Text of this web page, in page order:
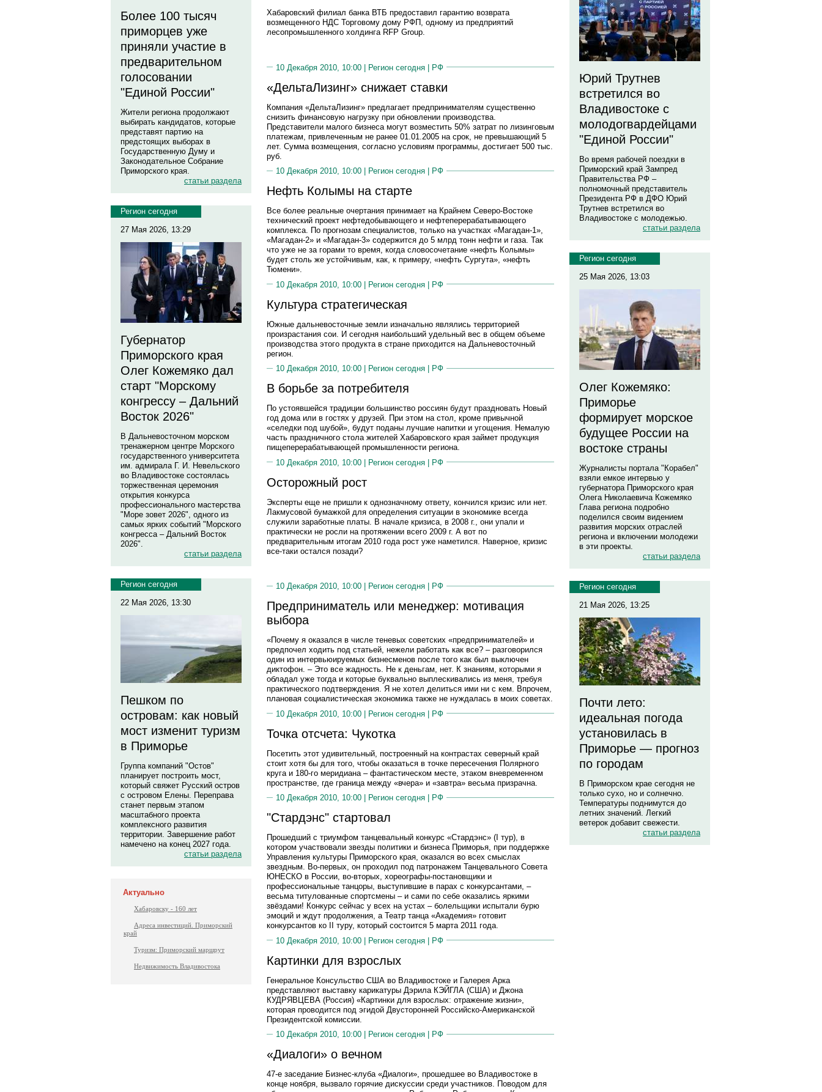
Более 100 тысяч
приморцев уже
приняли участие в
предварительном
голосовании
"Единой России"
Жители региона продолжают
выбирать кандидатов, которые
представят партию на
предстоящих выборах в
Государственную Думу и
Законодательное Собрание
Приморского края.
статьи раздела
Регион сегодня
27 Мая 2026, 13:29
Губернатор
Приморского края
Олег Кожемяко дал
старт "Морскому
конгрессу – Дальний
Восток 2026"
В Дальневосточном морском
тренажерном центре Морского
государственного университета
им. адмирала Г. И. Невельского
во Владивостоке состоялась
торжественная церемония
открытия конкурса
профессионального мастерства
"Море зовет 2026", одного из
самых ярких событий "Морского
конгресса – Дальний Восток
2026".
статьи раздела
Регион сегодня
22 Мая 2026, 13:30
Пешком по
островам: как новый
мост изменит туризм
в Приморье
Группа компаний "Остов"
планирует построить мост,
который свяжет Русский остров
с островом Елены. Переправа
станет первым этапом
масштабного проекта
комплексного развития
территории. Завершение работ
намечено на конец 2027 года.
статьи раздела
Актуально
Хабаровску - 160 лет
Адреса инвестиций. Приморский
край
Туризм: Приморский маршрут
Недвижимость Владивостока
Хабаровский филиал банка ВТБ предоставил гарантию возврата
возмещенного НДС Торговому дому РФП, одному из предприятий
лесопромышленного холдинга RFP Group.
10 Декабря 2010, 10:00 | Регион сегодня | РФ
«ДельтаЛизинг» снижает ставки
Компания «ДельтаЛизинг» предлагает предпринимателям существенно
снизить финансовую нагрузку при обновлении производства.
Представители малого бизнеса могут возместить 50% затрат по лизинговым
платежам, привлеченным не ранее 01.01.2005 на срок, не превышающий 5
лет. Сумма возмещения, согласно условиям программы, достигает 500 тыс.
руб.
10 Декабря 2010, 10:00 |
Регион сегодня РФ
Нефть Колымы на старте
Все более реальные очертания принимает на Крайнем Северо-Востоке
технический проект нефтедобывающего и нефтеперерабатывающего
комплекса. По прогнозам специалистов, только на участках «Магадан-1»,
«Магадан-2» и «Магадан-3» содержится до 5 млрд тонн нефти и газа. Так
что уже не за горами то время, когда словосочетание «нефть Колымы»
будет столь же устойчивым, как, к примеру, «нефть Сургута», «нефть
Тюмени».
10 Декабря 2010, 10:00 | Регион сегодня | РФ
Культура стратегическая
Южные дальневосточные земли изначально являлись территорией
произрастания сои. И сегодня наибольший удельный вес в общем объеме
производства этого продукта в стране приходится на Дальневосточный
регион.
10 Декабря 2010, 10:00 |
Регион сегодня РФ
В борьбе за потребителя
По устоявшейся традиции большинство россиян будут праздновать Новый
год дома или в гостях у друзей. При этом на стол, кроме привычной
«селедки под шубой», будут поданы лучшие напитки и угощения. Немалую
часть праздничного стола жителей Хабаровского края займет продукция
пищеперерабатывающей промышленности региона.
10 Декабря 2010, 10:00 | Регион сегодня | РФ
Осторожный рост
Эксперты еще не пришли к однозначному ответу, кончился кризис или нет.
Лакмусовой бумажкой для определения ситуации в экономике всегда
служили заработные платы. В начале кризиса, в 2008 г., они упали и
практически не росли на протяжении всего 2009 г. А вот по
предварительным итогам 2010 года рост уже наметился. Наверное, кризис
все-таки остался позади?
10 Декабря 2010, 10:00 | Регион сегодня РФ
Предприниматель или менеджер: мотивация
выбора
«Почему я оказался в числе теневых советских «предпринимателей» и
предпочел ходить под статьей, нежели работать как все? – разговорился
один из интервьюируемых бизнесменов после того как был выключен
диктофон. – Это все жадность. Не к деньгам, нет. К знаниям, которыми я
обладал уже тогда и которые буквально выплескивались из меня, требуя
практического подтверждения. Я не хотел делиться ими ни с кем. Впрочем,
плановая социалистическая экономика также не нуждалась в моих советах.
10 Декабря 2010, 10:00 | Регион сегодня | РФ
Точка отсчета: Чукотка
Посетить этот удивительный, построенный на контрастах северный край
стоит хотя бы для того, чтобы оказаться в точке пересечения Полярного
круга и 180-го меридиана – фантастическом месте, этаком вневременном
пространстве, где граница между «вчера» и «завтра» весьма призрачна.
10 Декабря 2010, 10:00 |
Регион сегодня РФ
"Стардэнс" стартовал
Прошедший с триумфом танцевальный конкурс «Стардэнс» (I тур), в
котором участвовали звезды политики и бизнеса Приморья, при поддержке
Управления культуры Приморского края, оказался во всех смыслах
звездным. Во-первых, он проходил под патронажем Танцевального Совета
ЮНЕСКО в России, во-вторых, хореографы-постановщики и
профессиональные танцоры, выступившие в парах с конкурсантами, –
весьма титулованные спортсмены – и сами по себе оказались яркими
звёздами! Конкурс сейчас у всех на устах – болельщики испытали бурю
эмоций и ждут продолжения, а Театр танца «Академия» готовит
конкурсантов ко II туру, который состоится 5 марта 2011 года.
10 Декабря 2010, 10:00 | Регион сегодня | РФ
Картинки для взрослых
Генеральное Консульство США во Владивостоке и Галерея Арка
представляют выставку карикатуры Дэрила КЭЙГЛА (США) и Джона
КУДРЯВЦЕВА (Россия) «Картинки для взрослых: отражение жизни»,
которая проводится под эгидой Двусторонней Российско-Американской
Президентской комиссии.
10 Декабря 2010, 10:00 |
Регион сегодня РФ
«Диалоги» о вечном
47-е заседание Бизнес-клуба «Диалоги», прошедшее во Владивостоке в
конце ноября, вызвало горячие дискуссии среди участников. Поводом для
Юрий Трутнев
встретился во
Владивостоке с
молодогвардейцами
"Единой России"
Во время рабочей поездки в
Приморский край Зампред
Правительства РФ –
полномочный представитель
Президента РФ в ДФО Юрий
Трутнев встретился во
Владивостоке с молодежью.
статьи раздела
Регион сегодня
25 Мая 2026, 13:03
Олег Кожемяко:
Приморье
формирует морское
будущее России на
востоке страны
Журналисты портала "Корабел"
взяли емкое интервью у
губернатора Приморского края
Олега Николаевича Кожемяко
Глава региона подробно
поделился своим видением
развития морских отраслей
региона и включении молодежи
в эти проекты.
статьи раздела
Регион сегодня
21 Мая 2026, 13:25
Почти лето:
идеальная погода
установилась в
Приморье — прогноз
по городам
В Приморском крае сегодня не
только сухо, но и солнечно.
Температуры поднимутся до
летних значений. Легкий
ветерок добавит свежести.
статьи раздела